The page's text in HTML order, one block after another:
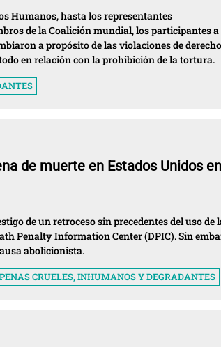
Humanos, hasta los representantes
de la Coalición mundial, los participantes a
a propósito de las violaciones de
en relación con la prohibición de la tortura.
de muerte en Estados Unidos en
de un retroceso sin precedentes del uso de
Penalty Information Center (DPIC). Sin
abolicionista.
CRUELES, INHUMANOS Y DEGRADANTES